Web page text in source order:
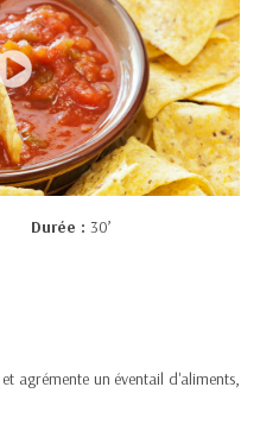
Durée : 30’
agrémente un éventail d'aliments,